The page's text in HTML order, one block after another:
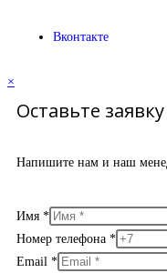
Вконтакте
×
Оставьте заявку
Напишите нам и наш
Имя *
Номер телефона *
Email *